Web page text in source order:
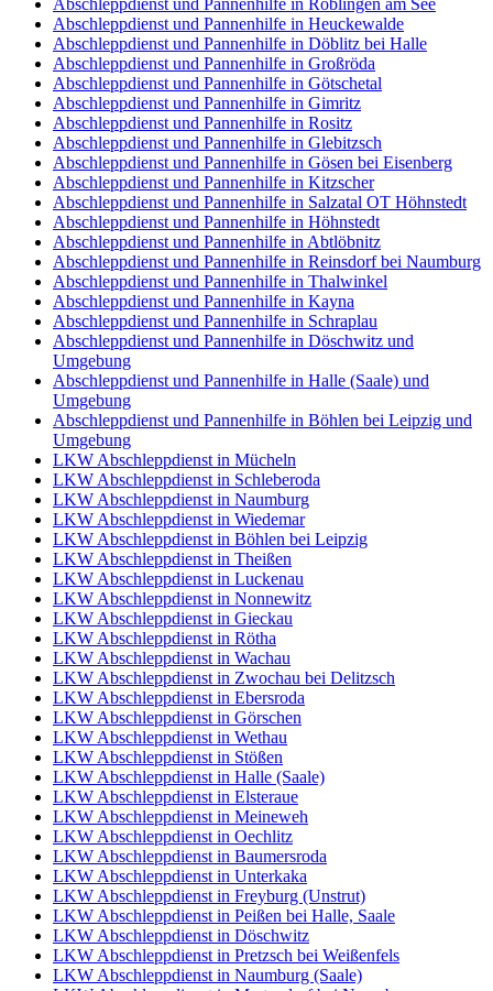
Abschleppdienst und Pannenhilfe in Heuckewalde
Abschleppdienst und Pannenhilfe in Döblitz bei Halle
Abschleppdienst und Pannenhilfe in Großröda
Abschleppdienst und Pannenhilfe in Götschetal
Abschleppdienst und Pannenhilfe in Gimritz
Abschleppdienst und Pannenhilfe in Rositz
Abschleppdienst und Pannenhilfe in Glebitzsch
Abschleppdienst und Pannenhilfe in Gösen bei Eisenberg
Abschleppdienst und Pannenhilfe in Kitzscher
Abschleppdienst und Pannenhilfe in Salzatal OT Höhnstedt
Abschleppdienst und Pannenhilfe in Höhnstedt
Abschleppdienst und Pannenhilfe in Abtlöbnitz
Abschleppdienst und Pannenhilfe in Reinsdorf bei Naumburg
Abschleppdienst und Pannenhilfe in Thalwinkel
Abschleppdienst und Pannenhilfe in Kayna
Abschleppdienst und Pannenhilfe in Schraplau
Abschleppdienst und Pannenhilfe in Döschwitz und
Umgebung
Abschleppdienst und Pannenhilfe in Halle (Saale) und
Umgebung
Abschleppdienst und Pannenhilfe in Böhlen bei Leipzig und
Umgebung
LKW Abschleppdienst in Mücheln
LKW Abschleppdienst in Schleberoda
LKW Abschleppdienst in Naumburg
LKW Abschleppdienst in Wiedemar
LKW Abschleppdienst in Böhlen bei Leipzig
LKW Abschleppdienst in Theißen
LKW Abschleppdienst in Luckenau
LKW Abschleppdienst in Nonnewitz
LKW Abschleppdienst in Gieckau
LKW Abschleppdienst in Rötha
LKW Abschleppdienst in Wachau
LKW Abschleppdienst in Zwochau bei Delitzsch
LKW Abschleppdienst in Ebersroda
LKW Abschleppdienst in Görschen
LKW Abschleppdienst in Wethau
LKW Abschleppdienst in Stößen
LKW Abschleppdienst in Halle (Saale)
LKW Abschleppdienst in Elsteraue
LKW Abschleppdienst in Meineweh
LKW Abschleppdienst in Oechlitz
LKW Abschleppdienst in Baumersroda
LKW Abschleppdienst in Unterkaka
LKW Abschleppdienst in Freyburg (Unstrut)
LKW Abschleppdienst in Peißen bei Halle, Saale
LKW Abschleppdienst in Döschwitz
LKW Abschleppdienst in Pretzsch bei Weißenfels
LKW Abschleppdienst in Naumburg (Saale)